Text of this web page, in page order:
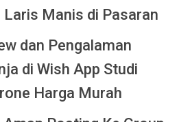
Laris Manis di Pasaran
dan Pengalaman
di Wish App Studi
Harga Murah